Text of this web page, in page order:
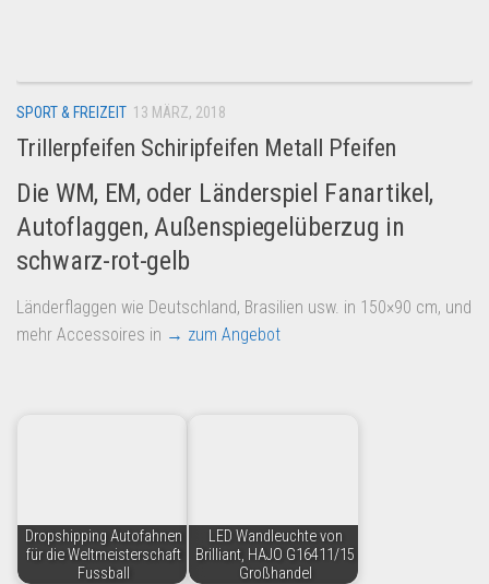
Amazon
Aldi
Lidl
Kostenlos verkaufen
Kostenlos Registrieren
SPORT & FREIZEIT 13 MÄRZ, 2018
Trillerpfeifen Schiripfeifen Metall Pfeifen
Die WM, EM, oder Länderspiel Fanartikel,
Autoflaggen, Außenspiegelüberzug in
schwarz-rot-gelb
Länderflaggen wie Deutschland, Brasilien usw. in 150×90 cm, und
mehr Accessoires in → zum Angebot
Dropshipping Autofahnen
für die Weltmeisterschaft
Fussball
LED Wandleuchte von
Brilliant, HAJO G16411/15
Großhandel